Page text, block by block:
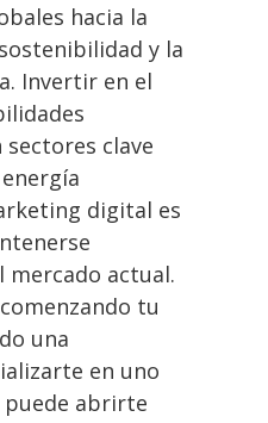
hacia la
y la
Invertir en el
clave
digital es
actual.
tu
una
en uno
puede abrirte